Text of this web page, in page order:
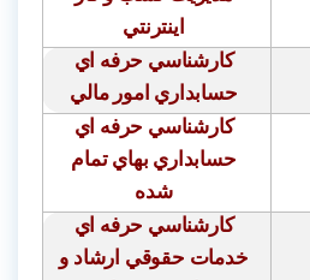
اينترنتي
كارشناسي حرفه اي
حسابداري امور مالي
كارشناسي حرفه اي
حسابداري بهاي تمام
شده
كارشناسي حرفه اي
خدمات حقوقي ارشاد و